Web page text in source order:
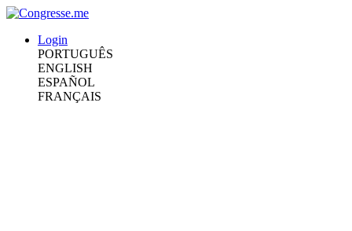
Login
PORTUGUÊS
ENGLISH
ESPAÑOL
FRANÇAIS